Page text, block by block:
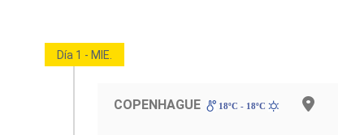
Día 1 - MIE.
COPENHAGUE 18ºC - 18ºC